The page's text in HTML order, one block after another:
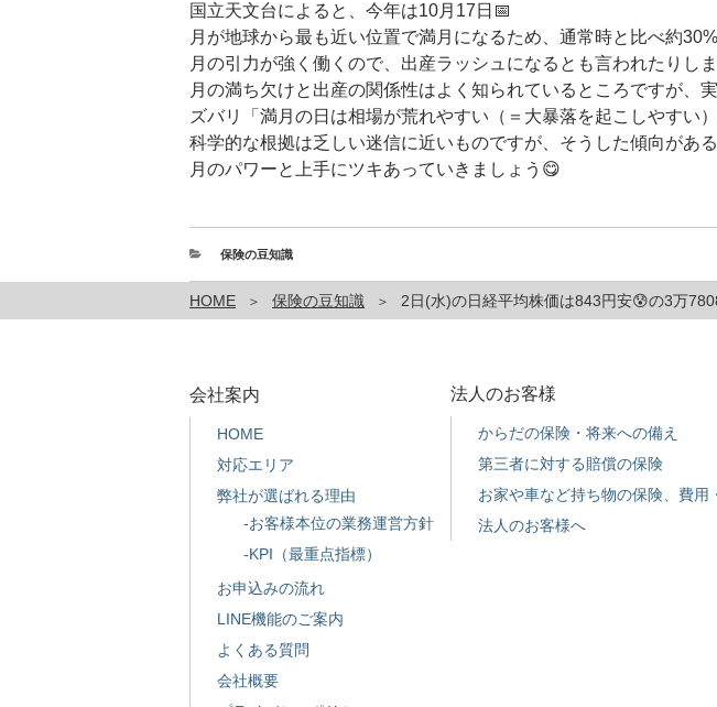
国立天文台によると、今年は10月17日📅
月が地球から最も近い位置で満月になるため、通常時と比べ約
月の引力が強く働くので、出産ラッシュになるとも言われたりし
月の満ち欠けと出産の関係性はよく知られているところですが、
ズバリ「満月の日は相場が荒れやすい（＝大暴落を起こしやすい
科学的な根拠は乏しい迷信に近いものですが、そうした傾向があ
月のパワーと上手にツキあっていきましょう😋
カ
リ
保険の豆知識
HOME 保険の豆知識 2日(水)の日経平均株価は843円安😰の3万
会社案内
HOME
対応エリア
弊社が選ばれる理由
-お客様本位の業務運営方針
-KPI（最重点指標）
お申込みの流れ
LINE機能のご案内
よくある質問
会社概要
法人のお客様
からだの保険・将来への備え
第三者に対する賠償の保険
お家や車など持ち物の保険、費用
法人のお客様へ